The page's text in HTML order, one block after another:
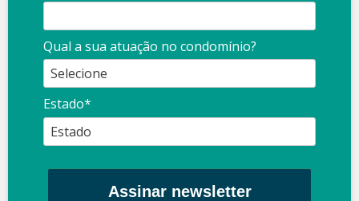
Qual a sua atuação no condomínio?
Estado*
Assinar newsletter